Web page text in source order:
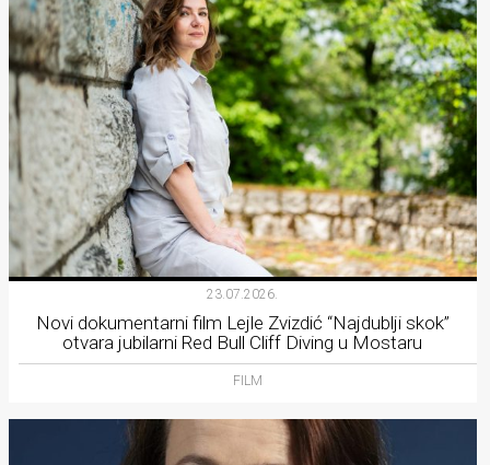
23.07.2026.
Novi dokumentarni film Lejle Zvizdić “Najdublji skok”
otvara jubilarni Red Bull Cliff Diving u Mostaru
FILM